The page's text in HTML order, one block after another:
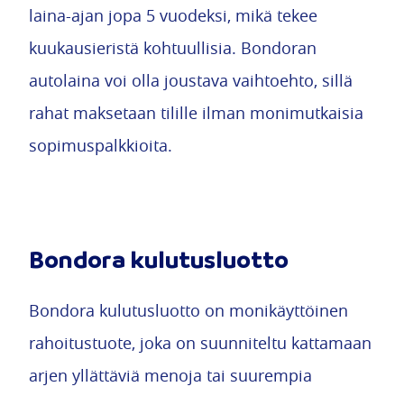
laina-ajan jopa 5 vuodeksi, mikä tekee
kuukausieristä kohtuullisia. Bondoran
autolaina voi olla joustava vaihtoehto, sillä
rahat maksetaan tilille ilman monimutkaisia
sopimuspalkkioita.
Bondora kulutusluotto
Bondora kulutusluotto on monikäyttöinen
rahoitustuote, joka on suunniteltu kattamaan
arjen yllättäviä menoja tai suurempia